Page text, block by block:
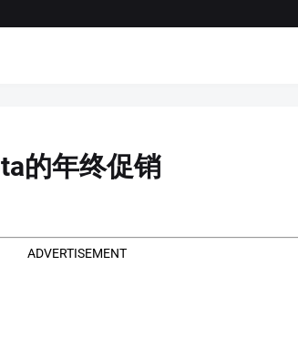
的年终促销
ADVERTISEMENT